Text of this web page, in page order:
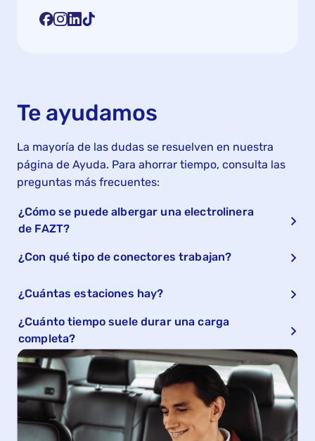
Te ayudamos
La mayoría de las dudas se resuelven en nuestra
página de Ayuda. Para ahorrar tiempo, consulta las
preguntas más frecuentes:
¿Cómo se puede albergar una electrolinera
de FAZT?
¿Con qué tipo de conectores trabajan?
¿Cuántas estaciones hay?
¿Cuánto tiempo suele durar una carga
completa?